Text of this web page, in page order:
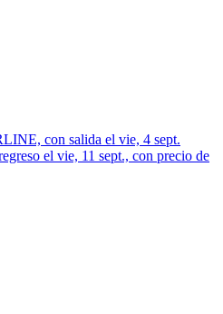
con salida el vie, 4 sept.
el vie, 11 sept., con precio de